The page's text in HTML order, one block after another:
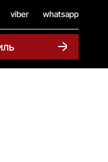
viber whatsapp